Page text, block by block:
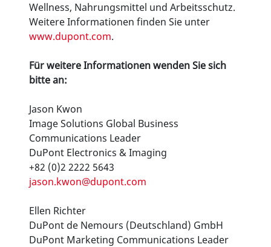
Wellness, Nahrungsmittel und Arbeitsschutz.
Weitere Informationen finden Sie unter
www.dupont.com.
Für weitere Informationen wenden Sie sich
bitte an:
Jason Kwon
Image Solutions Global Business
Communications Leader
DuPont Electronics & Imaging
+82 (0)2 2222 5643
jason.kwon@dupont.com
Ellen Richter
DuPont de Nemours (Deutschland) GmbH
DuPont Marketing Communications Leader